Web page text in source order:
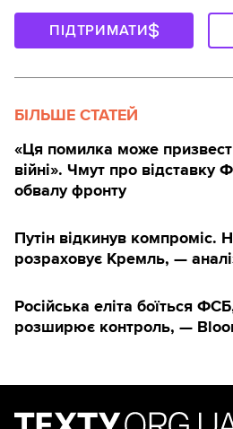
ПІДТРИМАТИ
БІЛЬШЕ СТАТЕЙ
«Ця помилка може
війні». Чмут про відставку
обвалу фронту
Путін відкинув компроміс.
розраховує Кремль, —
Російська еліта боїться
розширює контроль, —